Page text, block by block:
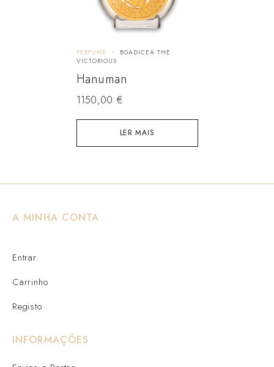
LER MAIS
PERFUME
BOADICEA THE
VICTORIOUS
Hanuman
1150,00 €
A MINHA CONTA
Entrar
Carrinho
Registo
INFORMAÇÕES